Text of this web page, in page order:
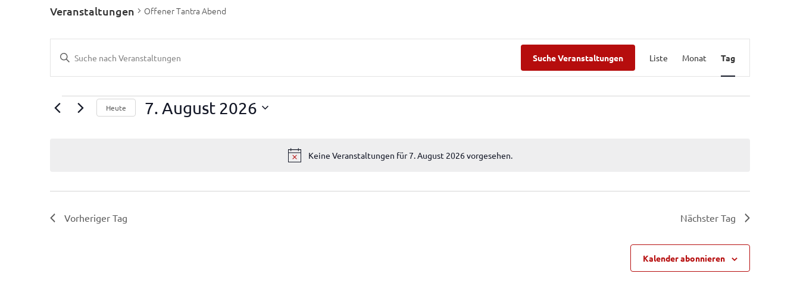
Hinweis
Keine Veranstaltungen für 7. August 2026 vorgesehen.
Veranstaltungen Offener Tantra Abend
Veranstaltungen
Suche
und
Navigation
Bitte
Schlüsselwort
nach
Veranstaltungen
Schlüsselwort.
Suche Veranstaltungen
Ansichten-
Liste Monat Tag
Heute 7. August 2026
Vorheriger Tag Nächster Tag
Kalender abonnieren